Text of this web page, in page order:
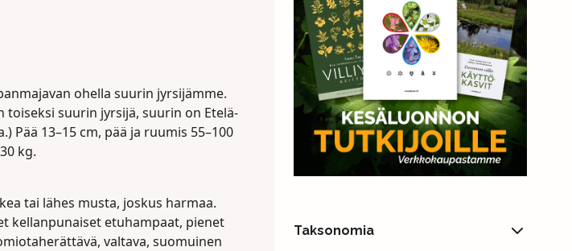
ohella suurin jyrsijämme.
toiseksi suurin jyrsijä, suurin on Etelä-
Pää 13–15 cm, pää ja ruumis 55–100
kg.
tai lähes musta, joskus harmaa.
kellanpunaiset etuhampaat, pienet
valtava, suomuinen
Taksonomia